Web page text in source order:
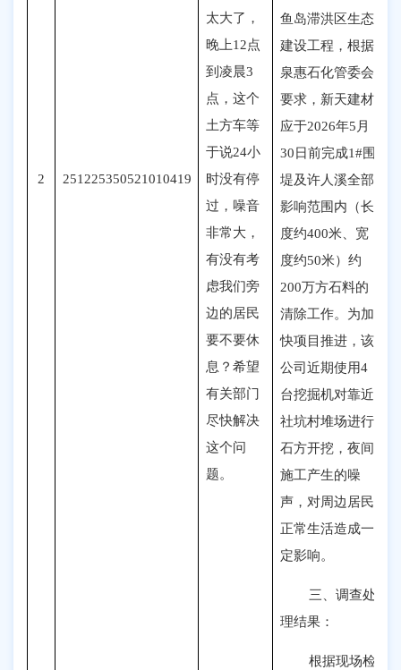
2 251225350521010419
太大了 ，
晚上12点
到凌晨3
点，这个
土方车等
于说24小
时没有停
过，噪音
非常大，
有没有考
虑我们旁
边的居民
要不要休
息？希望
有关部门
尽快解决
这个问
题。
鱼岛滞洪区生态
建设工程，根据
泉惠石化管委会
要求，新天建材
应于2026年5月
30日前完成1#围
堤及许人溪全部
影响范围内（长
度约400米、宽
度约50米）约
200万方石料的
清除工作。为加
快项目推进，该
公司近期使用4
台挖掘机对靠近
社坑村堆场进行
石方开挖，夜间
施工产生的噪
声，对周边居民
正常生活造成一
定影响。
三、调查处
理结果：
根据现场检